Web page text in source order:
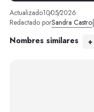
Actualizado10/05/2026
Redactado porSandra Castro|
Nombres similares +